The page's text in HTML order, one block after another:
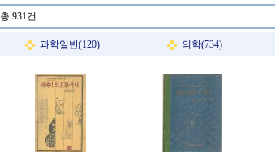
총 931건
과학일반(120) 의학(734)